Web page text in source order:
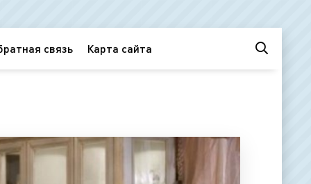
связь Карта сайта